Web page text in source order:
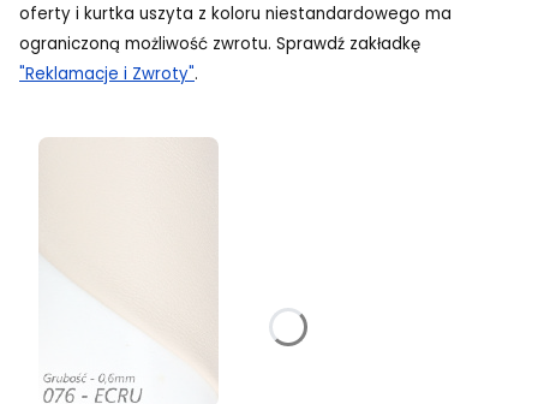
oferty i kurtka uszyta z koloru niestandardowego ma
ograniczoną możliwość zwrotu. Sprawdź zakładkę
"Reklamacje i Zwroty".